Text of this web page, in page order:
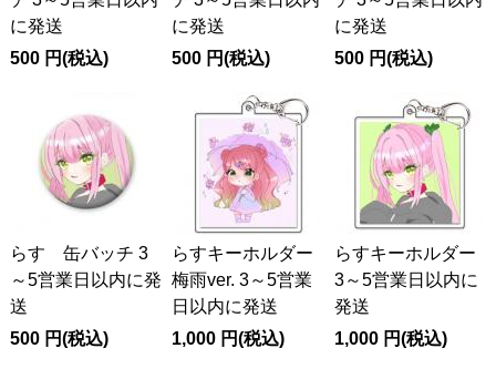
に発送
500円(税込)
に発送
500 円(税込)
に発送
500円(税込)
らす 缶バッチ 3
～5営業日以内に発
送
500円(税込)
らすキーホルダー
梅雨ver. 3～5営業
日以内に発送
1,000 円(税込)
らすキーホルダー
3～5営業日以内に
発送
1,000円(税込)